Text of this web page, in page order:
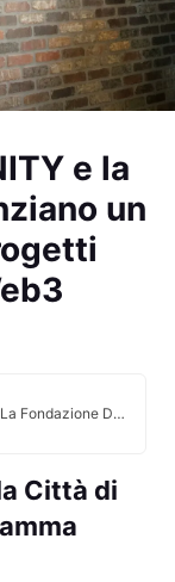
e la
un
La Fondazione DFINITY e la Città di Lugano finanziano un incubatore per progetti Blockchain e Web3
Città di